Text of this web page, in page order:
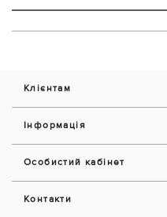
Клієнтам
Інформація
Особистий кабінет
Контакти